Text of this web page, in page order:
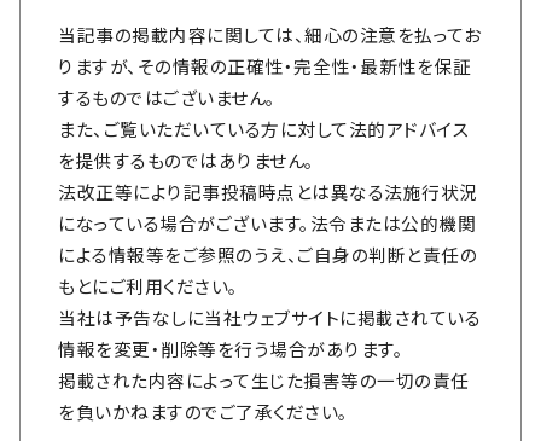
当記事の掲載内容に関しては、細心の注意を払ってお
りますが、その情報の正確性・完全性・最新性を保証
するものではございません。
また、ご覧いただいている方に対して法的アドバイス
を提供するものではありません。
法改正等により記事投稿時点とは異なる法施行状況
になっている場合がございます。法令または公的機関
による情報等をご参照のうえ、ご自身の判断と責任の
もとにご利用ください。
当社は予告なしに当社ウェブサイトに掲載されている
情報を変更・削除等を行う場合があります。
掲載された内容によって生じた損害等の一切の責任
を負いかねますのでご了承ください。